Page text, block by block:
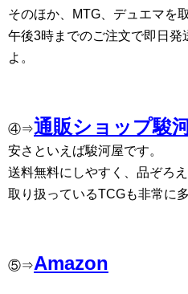
そのほか、MTG、デュエマを
午後3時までのご注文で即日
よ。
④⇒通販ショップ駿
安さといえば駿河屋です。
送料無料にしやすく、品ぞろえ
取り扱っているTCGも非常に
⑤⇒Amazon